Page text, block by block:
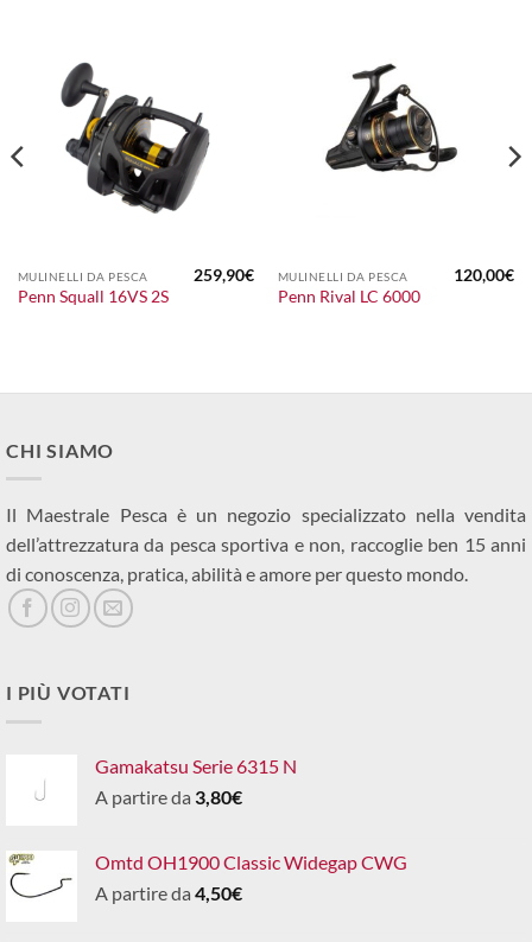
MULINELLI DA PESCA
Penn Squall 16VS 2S
259,90€ MULINELLI DA PESCA
Penn Rival LC 6000
120,00€
CHI SIAMO
Il Maestrale Pesca è un negozio specializzato nella vendita
dell’attrezzatura da pesca sportiva e non, raccoglie ben 15 anni
di conoscenza, pratica, abilità e amore per questo mondo.
I PIÙ VOTATI
Gamakatsu Serie 6315 N
A partire da 3,80€
Omtd OH1900 Classic Widegap CWG
A partire da 4,50€